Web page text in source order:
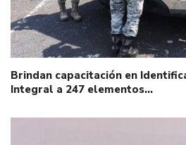
Brindan capacitación en
Integral a 247 elementos…